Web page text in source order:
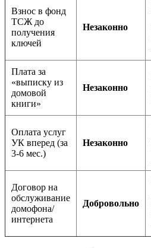
Взнос в фонд
ТСЖ до
получения
ключей
Незаконно
Плата за
«выписку из
домовой
книги»
Незаконно
Оплата услуг
УК вперед (за
3-6 мес.)
Незаконно
Договор на
обслуживание
домофона/
интернета
Добровольно